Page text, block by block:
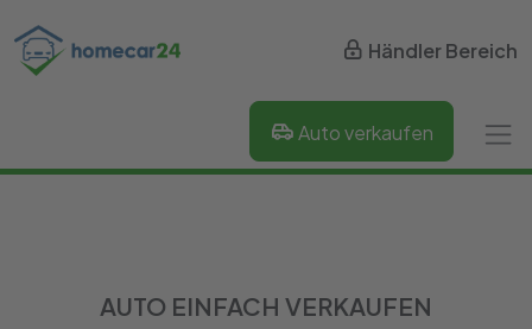
Händler Bereich
Auto verkaufen
AUTO EINFACH VERKAUFEN